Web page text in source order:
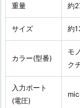
重量 約
サイズ 約
カラー(型番)
モ
ク
入力ポート
(電圧)